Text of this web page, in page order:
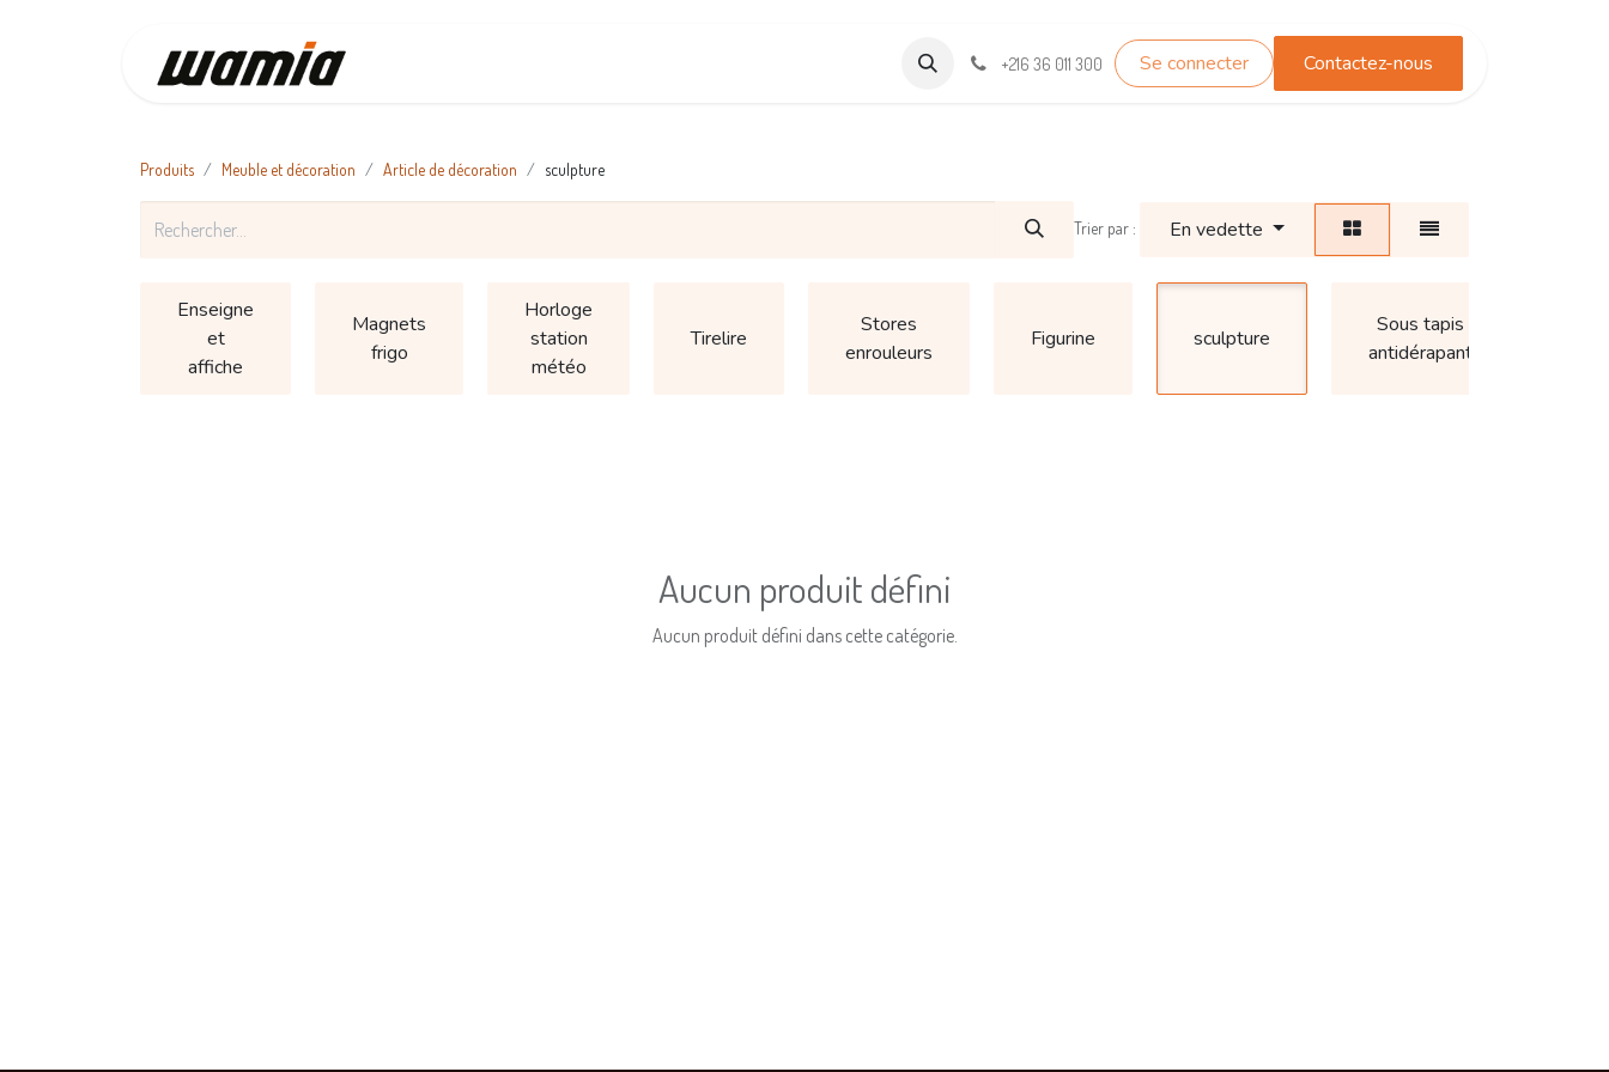
Wamia Marketpalce TEST_WHATSAPP Contactez-nous
+216 36 011 300 Se connecter Contactez-nous
Produits Meuble et décoration Article de décoration sculpture
Trier par : En vedette
Enseigne
et
affiche
Magnets
frigo
Horloge
station
météo
Tirelire
Stores
enrouleurs
Figurine sculpture
Sous tapis
antidérapant
Aucun produit défini
Aucun produit défini dans cette catégorie.